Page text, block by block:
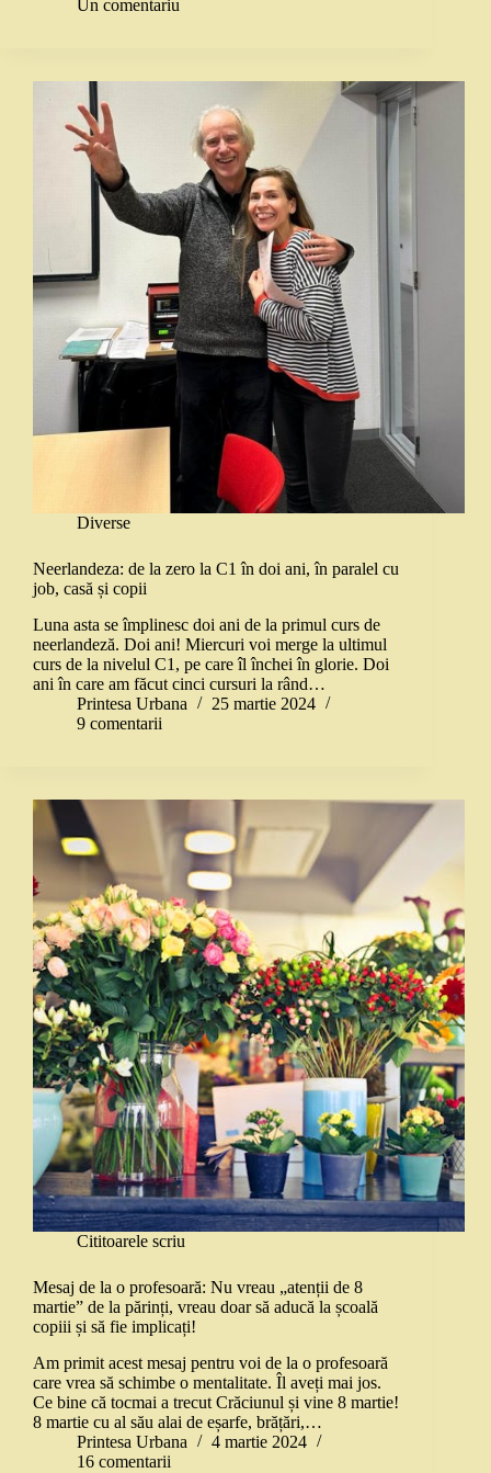
Un comentariu
Diverse
Neerlandeza: de la zero la C1 în doi ani, în paralel cu
job, casă și copii
Luna asta se împlinesc doi ani de la primul curs de
neerlandeză. Doi ani! Miercuri voi merge la ultimul
curs de la nivelul C1, pe care îl închei în glorie. Doi
ani în care am făcut cinci cursuri la rând…
Printesa Urbana
25 martie 2024
9 comentarii
Cititoarele scriu
Mesaj de la o profesoară: Nu vreau „atenții de 8
martie” de la părinți, vreau doar să aducă la școală
copiii și să fie implicați!
Am primit acest mesaj pentru voi de la o profesoară
care vrea să schimbe o mentalitate. Îl aveți mai jos.
Ce bine că tocmai a trecut Crăciunul și vine 8 martie!
8 martie cu al său alai de eșarfe, brățări,…
Printesa Urbana
4 martie 2024
16 comentarii